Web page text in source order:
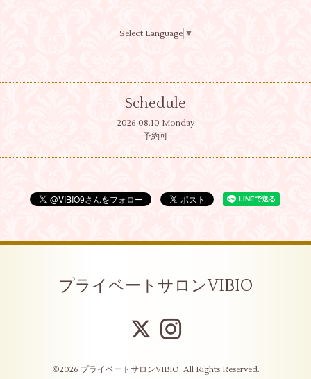
Select Language ▼
Schedule
2026.08.10 Monday
予約可
プライベートサロンVIBIO
©2026 プライベートサロンVIBIO. All Rights Reserved.